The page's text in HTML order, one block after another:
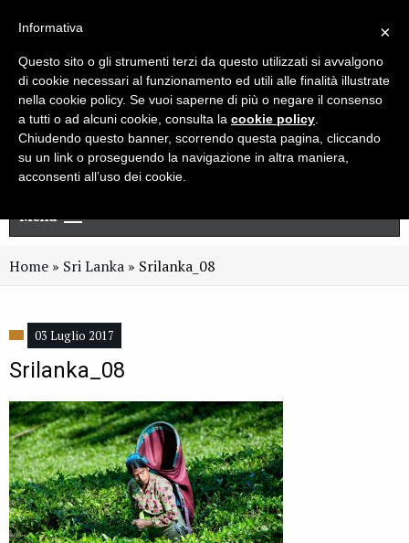
Newsletter
Menu
Home » Sri Lanka » Srilanka_08
03 Luglio 2017
Srilanka_08
×
Informativa
Questo sito o gli strumenti terzi da questo utilizzati si avvalgono
di cookie necessari al funzionamento ed utili alle finalità illustrate
nella cookie policy. Se vuoi saperne di più o negare il consenso
a tutti o ad alcuni cookie, consulta la cookie policy
Chiudendo questo banner, scorrendo questa pagina, cliccando
su un link o proseguendo la navigazione in altra maniera,
acconsenti all’uso dei cookie.